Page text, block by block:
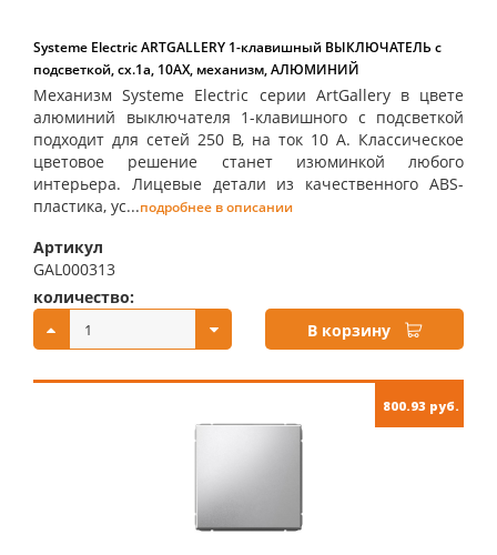
Systeme Electric ARTGALLERY 1-клавишный ВЫКЛЮЧАТЕЛЬ с
подсветкой, сх.1а, 10АХ, механизм, АЛЮМИНИЙ
Механизм Systeme Electric серии ArtGallery в цвете
алюминий выключателя 1-клавишного с подсветкой
подходит для сетей 250 В, на ток 10 А. Классическое
цветовое решение станет изюминкой любого
интерьера. Лицевые детали из качественного ABS-
пластика, ус...подробнее в описании
Артикул
GAL000313
количество:
В корзину
800.93 руб.